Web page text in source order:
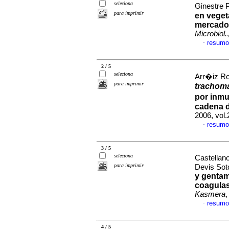
seleciona
para imprimir
Ginestre
en
Microbiol.
·
2 / 5
seleciona
para imprimir
Arr�iz
por
cadena
2006,
·
3 / 5
seleciona
para imprimir
Devis
y
Kasmera
·
4 / 5